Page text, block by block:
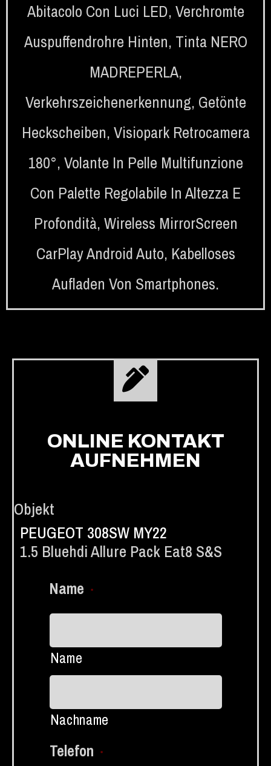
Abitacolo Con Luci LED, Verchromte
Auspuffendrohre Hinten, Tinta NERO
MADREPERLA,
Verkehrszeichenerkennung, Getönte
Heckscheiben, Visiopark Retrocamera
180°, Volante In Pelle Multifunzione
Con Palette Regolabile In Altezza E
Profondità, Wireless MirrorScreen
CarPlay Android Auto, Kabelloses
Aufladen Von Smartphones.
ONLINE KONTAKT
AUFNEHMEN
Objekt
PEUGEOT 308SW MY22
1.5 Bluehdi Allure Pack Eat8 S&s
Name *
Name
Nachname
Telefon *